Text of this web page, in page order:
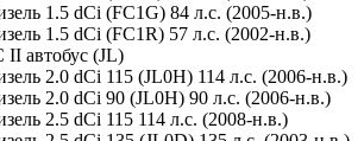
1.5 dCi (FC1G) 84 л.с. (2005-н.в.)
1.5 dCi (FC1R) 57 л.с. (2002-н.в.)
II автобус (JL)
2.0 dCi 115 (JL0H) 114 л.с. (2006-н.в.)
2.0 dCi 90 (JL0H) 90 л.с. (2006-н.в.)
2.5 dCi 115 114 л.с. (2008-н.в.)